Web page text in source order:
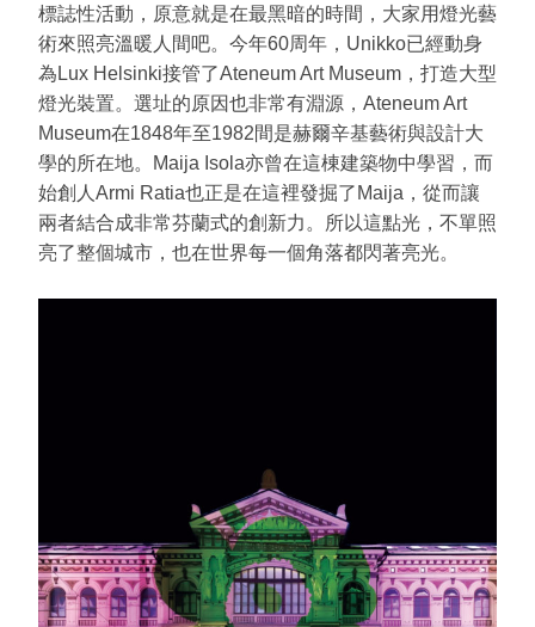
標誌性活動，原意就是在最黑暗的時間，大家用燈光藝
術來照亮溫暖人間吧。今年60周年，Unikko已經動身
為Lux Helsinki接管了Ateneum Art Museum，打造大型
燈光裝置。選址的原因也非常有淵源，Ateneum Art
Museum在1848年至1982間是赫爾辛基藝術與設計大
學的所在地。Maija Isola亦曾在這棟建築物中學習，而
始創人Armi Ratia也正是在這裡發掘了Maija，從而讓
兩者結合成非常芬蘭式的創新力。所以這點光，不單照
亮了整個城市，也在世界每一個角落都閃著亮光。